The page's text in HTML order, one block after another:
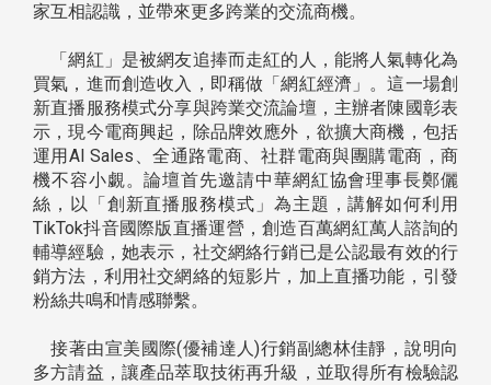
家互相認識，並帶來更多跨業的交流商機。
「網紅」是被網友追捧而走紅的人，能將人氣轉化為
買氣，進而創造收入，即稱做「網紅經濟」。這一場創
新直播服務模式分享與跨業交流論壇，主辦者陳國彰表
示，現今電商興起，除品牌效應外，欲擴大商機，包括
運用AI Sales、全通路電商、社群電商與團購電商，商
機不容小覷。論壇首先邀請中華網紅協會理事長鄭儷
絲，以「創新直播服務模式」為主題，講解如何利用
TikTok抖音國際版直播運營，創造百萬網紅萬人諮詢的
輔導經驗，她表示，社交網絡行銷已是公認最有效的行
銷方法，利用社交網絡的短影片，加上直播功能，引發
粉絲共鳴和情感聯繫。
接著由宣美國際(優補達人)行銷副總林佳靜，說明向
多方請益，讓產品萃取技術再升級，並取得所有檢驗認